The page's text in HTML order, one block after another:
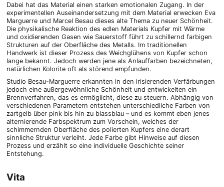
Dabei hat das Material einen starken emotionalen Zugang. In der
experimentellen Auseinandersetzung mit dem Material erwecken Eva
Marguerre und Marcel Besau dieses alte Thema zu neuer Schönheit.
Die physikalische Reaktion des edlen Materials Kupfer mit Wärme
und oxidierenden Gasen wie Sauerstoff führt zu schillernd farbigen
Strukturen auf der Oberfläche des Metalls. Im traditionellen
Handwerk ist dieser Prozess des Weichglühens von Kupfer schon
lange bekannt. Jedoch werden jene als Anlauffarben bezeichneten,
natürlichen Kolorite oft als störend empfunden.
Studio Besau-Marguerre erkannten in den irisierenden Verfärbungen
jedoch eine außergewöhnliche Schönheit und entwickelten ein
Brennverfahren, das es ermöglicht, diese zu steuern. Abhängig von
verschiedenen Parametern entstehen unterschiedliche Farben von
zartgelb über pink bis hin zu blassblau – und es kommt eben jenes
alternierende Farbspektrum zum Vorschein, welches der
schimmernden Oberfläche des polierten Kupfers eine derart
sinnliche Struktur verleiht. Jede Farbe gibt Hinweise auf diesen
Prozess und erzählt so eine individuelle Geschichte seiner
Entstehung.
Vita